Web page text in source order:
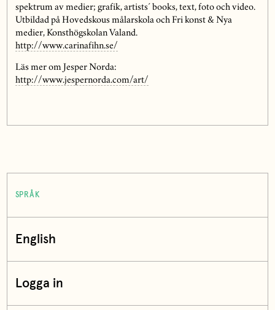
spektrum av medier; grafik, artists´ books, text, foto och video.
Utbildad på Hovedskous målarskola och Fri konst & Nya
medier, Konsthögskolan Valand.
http://www.carinafihn.se/
Läs mer om Jesper Norda:
http://www.jespernorda.com/art/
SPRÅK
English
Logga in